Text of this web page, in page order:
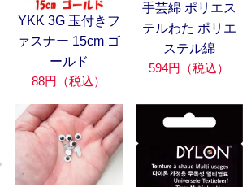
YKK 3G 玉付きフ
ァスナー 15cm ゴ
ールド
88円（税込）
手芸綿 ポリエス
テルわた ポリエ
ステル綿
594円（税込）